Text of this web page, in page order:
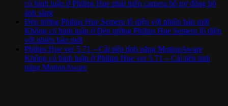
có bình luận ở Philips Hue phát triển camera hỗ trợ đồng bộ
ánh sáng
Đèn tường Philips Hue Semeru lộ diện với phiên bản mới
Không có bình luận ở Đèn tường Philips Hue Semeru lộ diện
với phiên bản mới
Philips Hue ver 5.71 – Cải tiến tính năng MotionAware
Không có bình luận ở Philips Hue ver 5.71 – Cải tiến tính
năng MotionAware